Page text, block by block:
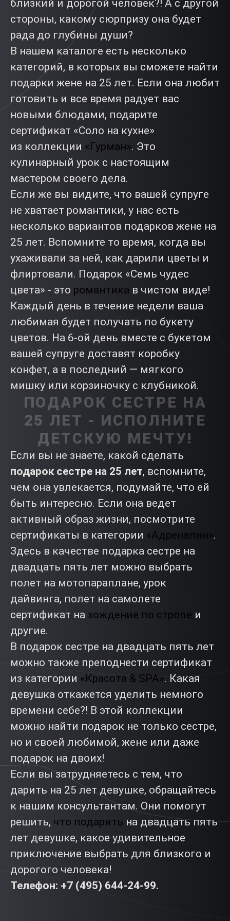
близкий и дорогой человек?! А с другой
стороны, какому сюрпризу она будет
рада до глубины души?
В нашем каталоге есть несколько
категорий, в которых вы сможете найти
подарки жене на 25 лет. Если она любит
готовить и все время радует вас
новыми блюдами, подарите
сертификат «Соло на кухне»
из коллекции «Гурман». Это
кулинарный урок с настоящим
мастером своего дела.
Если же вы видите, что вашей супруге
не хватает романтики, у нас есть
несколько вариантов подарков жене на
25 лет. Вспомните то время, когда вы
ухаживали за ней, как дарили цветы и
флиртовали. Подарок «Семь чудес
цвета» - это романтика в чистом виде!
Каждый день в течение недели ваша
любимая будет получать по букету
цветов. На 6-ой день вместе с букетом
вашей супруге доставят коробку
конфет, а в последний — мягкого
мишку или корзиночку с клубникой.
ПОДАРОК СЕСТРЕ НА
25 ЛЕТ - ИСПОЛНИТЕ
ДЕТСКУЮ МЕЧТУ!
Если вы не знаете, какой сделать
подарок сестре на 25 лет, вспомните,
чем она увлекается, подумайте, что ей
быть интересно. Если она ведет
активный образ жизни, посмотрите
сертификаты в категории «Адреналин».
Здесь в качестве подарка сестре на
двадцать пять лет можно выбрать
полет на мотопараплане, урок
дайвинга, полет на самолете
сертификат на хождение по стропе и
другие.
В подарок сестре на двадцать пять лет
можно также преподнести сертификат
из категории «Красота & SPA». Какая
девушка откажется уделить немного
времени себе?! В этой коллекции
можно найти подарок не только сестре,
но и своей любимой, жене или даже
подарок на двоих!
Если вы затрудняетесь с тем, что
дарить на 25 лет девушке, обращайтесь
к нашим консультантам. Они помогут
решить, что подарить на двадцать пять
лет девушке, какое удивительное
приключение выбрать для близкого и
дорогого человека!
Телефон: +7 (495) 644-24-99.